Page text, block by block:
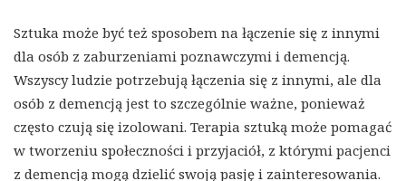
Sztuka może być też sposobem na łączenie się z innymi
dla osób z zaburzeniami poznawczymi i demencją.
Wszyscy ludzie potrzebują łączenia się z innymi, ale dla
osób z demencją jest to szczególnie ważne, ponieważ
często czują się izolowani. Terapia sztuką może pomagać
w tworzeniu społeczności i przyjaciół, z którymi pacjenci
z demencją mogą dzielić swoją pasję i zainteresowania.